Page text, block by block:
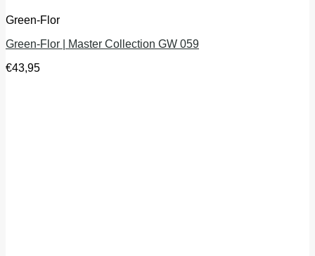
Green-Flor
Green-Flor | Master Collection GW 059
€43,95